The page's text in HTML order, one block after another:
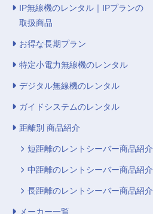
IP無線機のレンタル｜IPプランの
取扱商品
お得な長期プラン
特定小電力無線機のレンタル
デジタル無線機のレンタル
ガイドシステムのレンタル
距離別 商品紹介
短距離のレントシーバー商品紹介
中距離のレントシーバー商品紹介
長距離のレントシーバー商品紹介
メーカー一覧